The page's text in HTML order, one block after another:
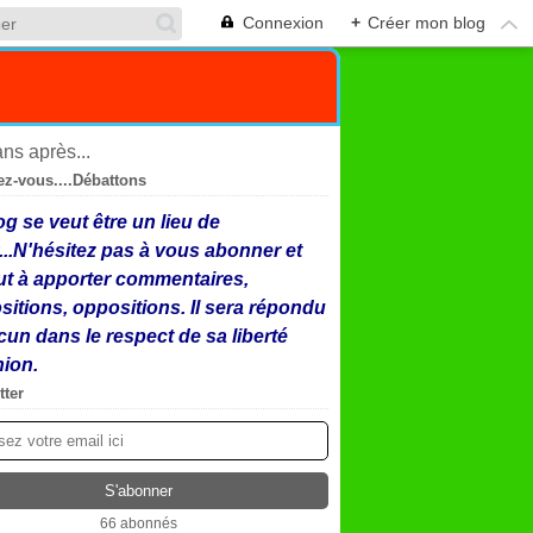
Connexion + Créer mon blog
vous....Débattons
se veut être un lieu de
pas à vous abonner et
à apporter commentaires,
oppositions. Il sera répondu
dans le respect de sa liberté
66 abonnés